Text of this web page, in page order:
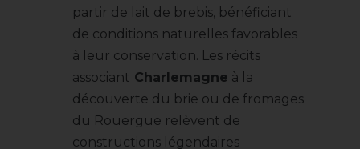
partir de lait de brebis, bénéficiant
de conditions naturelles favorables
à leur conservation. Les récits
associant Charlemagne à la
découverte du brie ou de fromages
du Rouergue relèvent de
constructions légendaires